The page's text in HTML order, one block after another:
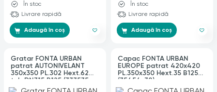
În stoc
Livrare rapidă
Adaugă în coș
În stoc
Livrare rapidă
Adaugă în coș
Gratar FONTA URBAN
patrat AUTONIVELANT
350x350 PL.302 Hext.62
tub DN315 B125 (333535-
3)
Capac FONTA URBAN
EUROPE patrat 420x420
PL.350x350 Hext.35 B125
(35454-38)